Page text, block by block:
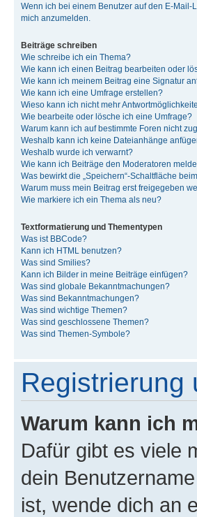
Wenn ich bei einem Benutzer auf den E-Mail-
mich anzumelden.
Beiträge schreiben
Wie schreibe ich ein Thema?
Wie kann ich einen Beitrag bearbeiten oder
Wie kann ich meinem Beitrag eine Signatur
Wie kann ich eine Umfrage erstellen?
Wieso kann ich nicht mehr
Wie bearbeite oder lösche ich eine Umfrage?
Warum kann ich auf bestimmte Foren nicht
Weshalb kann ich keine Dateianhänge
Weshalb wurde ich verwarnt?
Wie kann ich Beiträge den Moderatoren
Was bewirkt die „Speichern“-Schaltfläche
Warum muss mein Beitrag erst freigegeben
Wie markiere ich ein Thema als neu?
Textformatierung und Thementypen
Was ist BBCode?
Kann ich HTML benutzen?
Was sind Smilies?
Kann ich Bilder in meine Beiträge einfügen?
Was sind globale Bekanntmachungen?
Was sind Bekanntmachungen?
Was sind wichtige Themen?
Was sind geschlossene Themen?
Was sind Themen-Symbole?
Registrierung
Warum kann ich
Dafür gibt es viele
dein
ist, wende dich an